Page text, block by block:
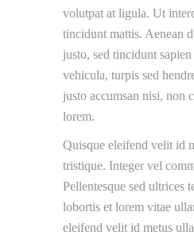
volutpat at ligula. Ut
tincidunt mattis. Aenean
justo, sed tincidunt
vehicula, turpis sed
justo accumsan nisi, non
lorem.
Quisque eleifend velit id
tristique. Integer vel
Pellentesque sed ultrices
lobortis et lorem vitae
eleifend velit id metus